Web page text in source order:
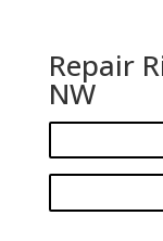
Repair
NW